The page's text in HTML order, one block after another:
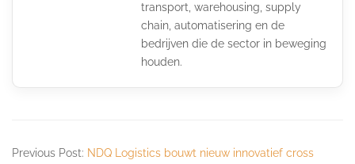
transport, warehousing, supply
chain, automatisering en de
bedrijven die de sector in beweging
houden.
Previous Post: NDQ Logistics bouwt nieuw innovatief cross